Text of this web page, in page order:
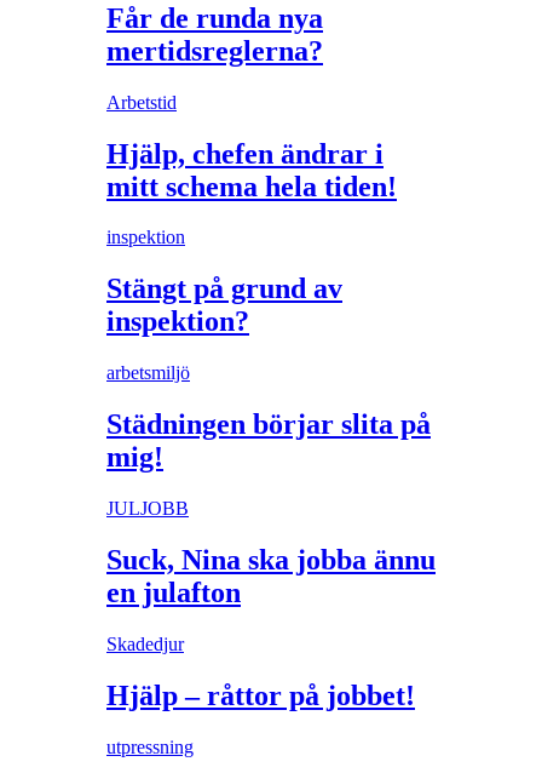
Får de runda nya
mertidsreglerna?
Arbetstid
Hjälp, chefen ändrar i
mitt schema hela tiden!
inspektion
Stängt på grund av
inspektion?
arbetsmiljö
Städningen börjar slita på
mig!
JULJOBB
Suck, Nina ska jobba ännu
en julafton
Skadedjur
Hjälp – råttor på jobbet!
utpressning